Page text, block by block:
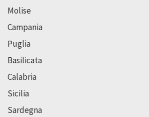
Molise
Campania
Puglia
Basilicata
Calabria
Sicilia
Sardegna